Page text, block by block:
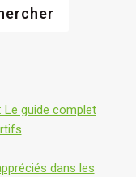
Le guide complet
dans les